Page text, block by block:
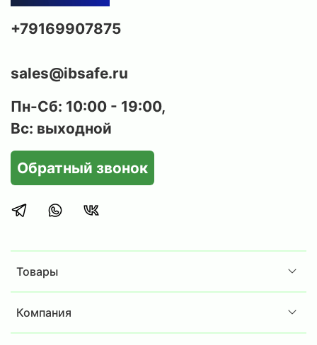
Товары
Компания
+79169907875
sales@ibsafe.ru
Пн-Сб: 10:00 - 19:00,
Вс: выходной
Обратный звонок